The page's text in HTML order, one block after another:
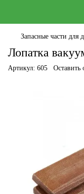
Запасные части для
Лопатка
Артикул: 605 Оставить